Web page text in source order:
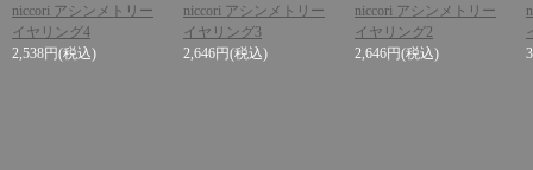
niccori アシンメトリー
イヤリング4
2,538円(税込)
niccori アシンメトリー
イヤリング3
2,646円(税込)
niccori アシンメトリー
イヤリング2
2,646円(税込)